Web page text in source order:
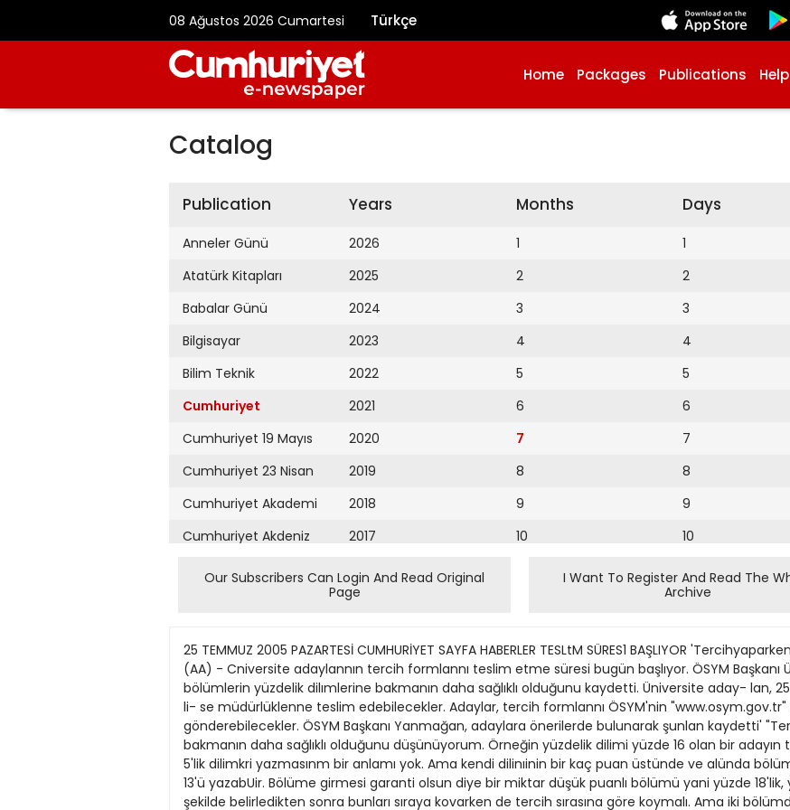
08 Ağustos 2026 Cumartesi Türkçe
Home Packages Publications Help
Catalog
Publication
Anneler Günü
Atatürk Kitapları
Babalar Günü
Bilgisayar
Bilim Teknik
Cumhuriyet
Cumhuriyet 19 Mayıs
Cumhuriyet 23 Nisan
Cumhuriyet Akademi
Cumhuriyet Akdeniz
Cumhuriyet Alışveriş
Cumhuriyet Ankara
Cumhuriyet Büyük
Taaruz
Cumhuriyet
Cumartesi
Cumhuriyet Çevre
Years
2026
2025
2024
2023
2022
2021
2020
2019
2018
2017
2016
2015
2013
2012
2011
2010
2009
Months
1
2
3
4
5
6
7
8
9
10
Days
1
2
3
4
5
6
7
8
9
10
11
12
14
16
17
18
Our Subscribers Can Login And Read Original
Page
I Want To Register And Read The
Archive
25 TEMMUZ 2005 PAZARTESİ CUMHURİYET SAYFA HABERLER TESLtM SÜRES1 BAŞLIYOR
(AA) - Cniversite adaylannın tercih formlannı teslim etme süresi bugün başlıyor. ÖSYM
bölümlerin yüzdelik dilımlerine bakmanın daha sağlıklı olduğunu kaydetti. Üniversite aday- lan,
li- se müdürlüklenne teslim edebilecekler. Adaylar, tercih formlannı ÖSYM'nin
gönderebilecekler. ÖSYM Başkanı Yanmağan, adaylara önerilerde bulunarak şunlan kaydetti'
bakmanın daha sağlıklı olduğunu düşünüyorum. Örneğin yüzdelik dilimi yüzde 16 olan bir
5'lik dilimkri yazmasınm bir anlamı yok. Ama kendi dilinıinin bir kaç puan üstünde ve alünda
13'ü yazabUir. Bölüme girmesi garanti olsun diye bir miktar düşük puanlı bölümü yani yüzde
şekilde belirledikten sonra bunları sıraya kovarken de tercih sırasına göre koymalı. Ama iki